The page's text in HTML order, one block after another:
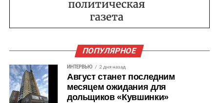
ПОПУЛЯРНОЕ
ИНТЕРВЬЮ 2 дня назад
Август станет последним
месяцем ожидания для
дольщиков «Кувшинки»